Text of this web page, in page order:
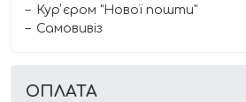
Курʼєром "Нової пошти"
Самовивіз
ОПЛАТА